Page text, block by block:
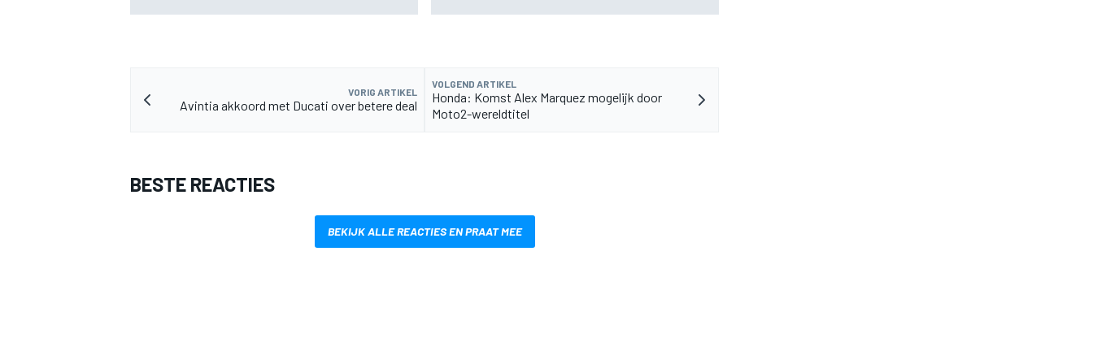
VORIG ARTIKEL
Avintia akkoord met Ducati over betere deal
VOLGEND ARTIKEL
Honda: Komst Alex Marquez mogelijk door
Moto2-wereldtitel
BESTE REACTIES
BEKIJK ALLE REACTIES EN PRAAT MEE